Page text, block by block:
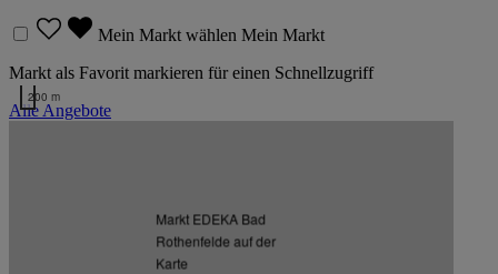
Mein Markt wählen Mein Markt
Markt als Favorit markieren für einen Schnellzugriff
Alle Angebote
Markt EDEKA Bad
Rothenfelde auf der
Karte
200 m
Zum Newsletter anmelden